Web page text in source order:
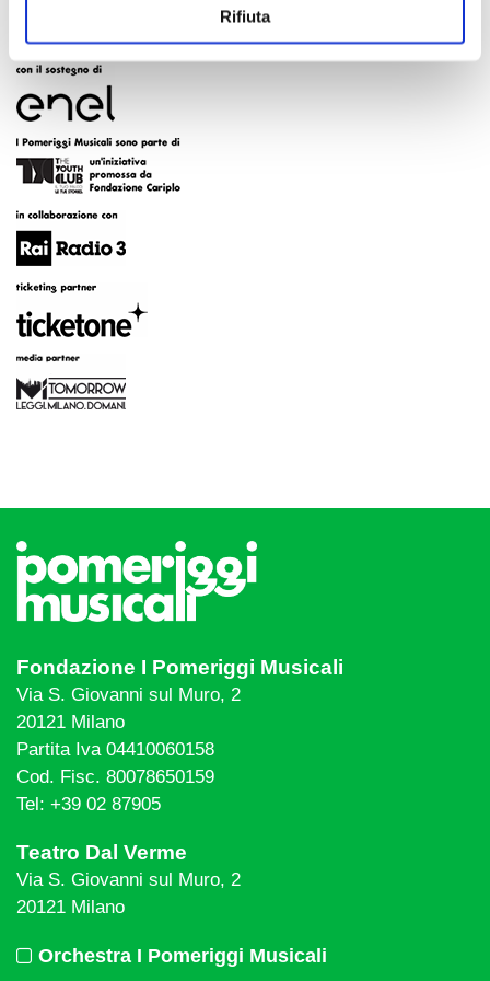
Rifiuta
Fondazione I Pomeriggi Musicali
Via S. Giovanni sul Muro, 2
20121 Milano
Partita Iva 04410060158
Cod. Fisc. 80078650159
Tel: +39 02 87905
Teatro Dal Verme
Via S. Giovanni sul Muro, 2
20121 Milano
Orchestra I Pomeriggi Musicali